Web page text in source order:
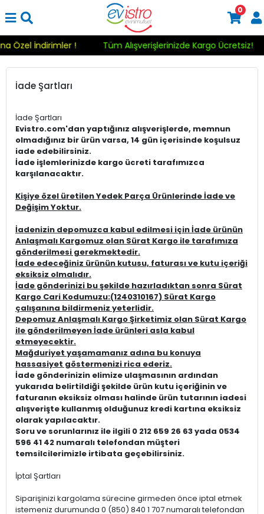
Özel İndirimler ! Tüm Alışverişlerinizde Kargo Ücretsiz!
0
İade Şartları
İade Şartları
Evistro.com'dan yaptığınız alışverişlerde, memnun
olmadığınız bir ürün varsa, 14 gün içerisinde koşulsuz
iade edebilirsiniz.
İade işlemlerinizde kargo ücreti tarafımızca
karşılanacaktır.
Kişiye özel üretilen Yedek Parça Ürünlerinde İade ve
Değişim Yoktur.
İadenizin depomuzca kabul edilmesi için İade ürünün
Anlaşmalı Kargomuz olan Sürat Kargo ile tarafımıza
gönderilmesi gerekmektedir.
İade edeceğiniz ürünün kutusu, faturası ve kutu içeriği
eksiksiz olmalıdır.
İade gönderinizi bu şekilde hazırladıktan sonra Sürat
Kargo Cari Kodumuzu:(1240310167) Sürat Kargo
çalışanına bildirmeniz yeterlidir.
Depomuz Anlaşmalı Kargo Şirketimiz olan Sürat Kargo
ile gönderilmeyen İade ürünleri asla kabul
etmeyecektir.
Mağduriyet yaşamamanız adına bu konuya
hassasiyet göstermenizi rica ederiz.
İade gönderinizin elimize ulaşmasının ardından
yukarıda belirtildiği şekilde ürün kutu içeriğinin ve
faturanın eksiksiz olması halinde ürün tutarının iadesi
alışverişte kullanmış olduğunuz kredi kartına eksiksiz
olarak yapılacaktır.
Soru ve sorunlarınız ile ilgili 0 212 659 26 63 yada 0534
596 41 42 numaralı telefondan müşteri
temsilcilerimizle irtibata geçebilirsiniz.
İptal Şartları
Siparişinizi kargolama sürecine girmeden önce iptal etmek
istemeniz durumunda 0 (850) 840 1 707 numaralı telefondan